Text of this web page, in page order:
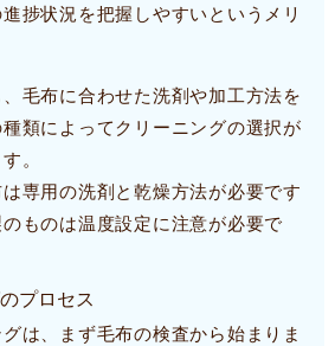
捗状況を把握しやすいというメリ
毛布に合わせた洗剤や加工方法を
類によってクリーニングの選択が
。
専用の洗剤と乾燥方法が必要です
ものは温度設定に注意が必要で
プロセス
は、まず毛布の検査から始まりま